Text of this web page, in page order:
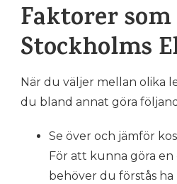
Faktorer
Stockholms
När du väljer mellan olika
du bland annat göra
Se över och jämför
För att kunna göra
behöver du förstås